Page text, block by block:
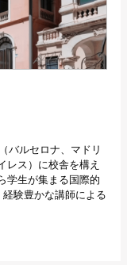
バルセロナ、マドリ
レス）に校舎を構え
学生が集まる国際的
験豊かな講師による